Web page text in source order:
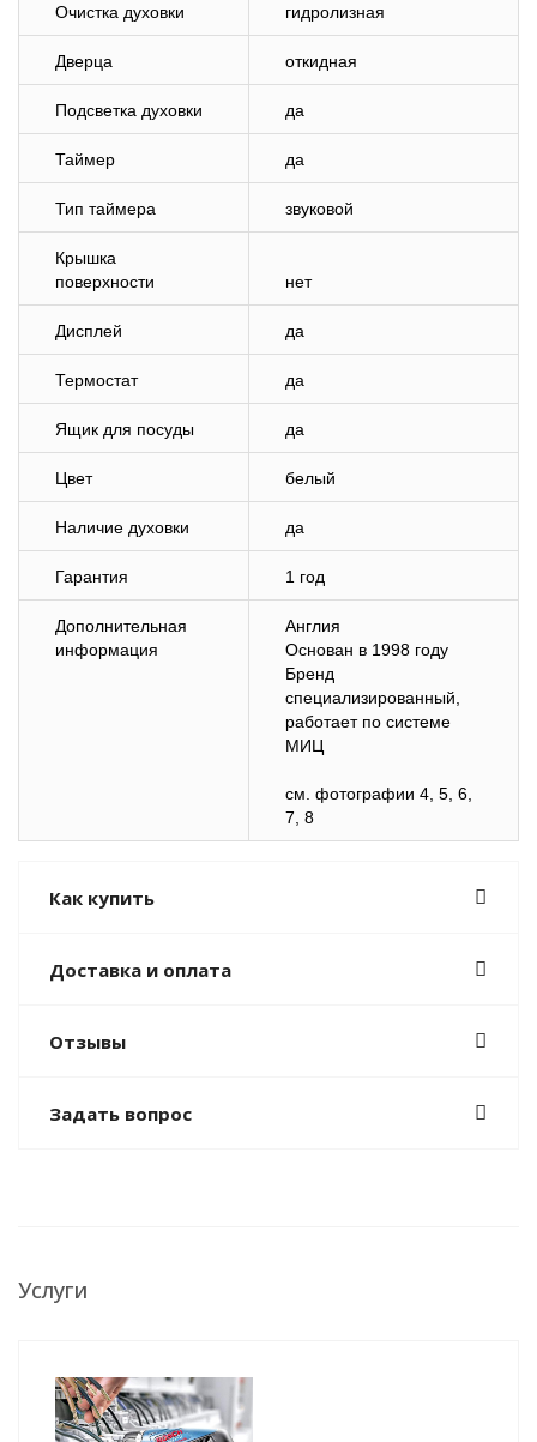
Очистка духовки гидролизная
Дверца откидная
Подсветка духовки да
Таймер да
Тип таймера звуковой
Крышка
поверхности
нет
Дисплей да
Термостат да
Ящик для посуды да
Цвет белый
Наличие духовки да
Гарантия 1 год
Дополнительная
информация
Англия
Основан в 1998 году
Бренд
специализированный,
работает по системе
МИЦ
см. фотографии 4, 5, 6,
7, 8
Как купить
Доставка и оплата
Отзывы
Задать вопрос
Услуги